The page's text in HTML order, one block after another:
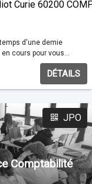
Curie 60200
d'une demie
DÉTAILS
JPO
Comptabilité